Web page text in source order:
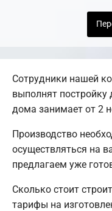
Сотрудники нашей
выполнят
дома занимает от 2
Производство
осуществляться на
предлагаем уже
Сколько стоит
тарифы на